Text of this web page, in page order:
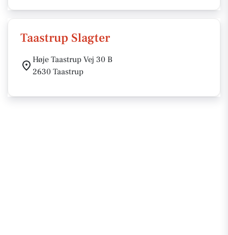
Taastrup Slagter
Høje Taastrup Vej 30 B
2630 Taastrup